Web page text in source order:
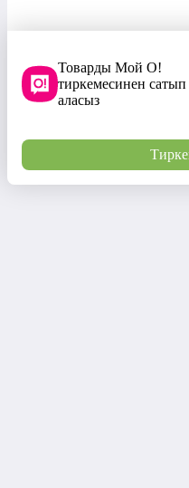
Товарды Мой О!
тиркемесинен сатып
аласыз